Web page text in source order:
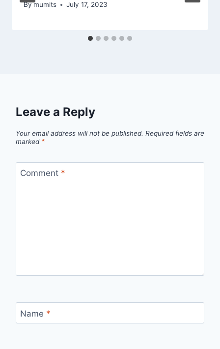
Bymumits July 17, 2023
Leave a Reply
Your email address will not be published. Required fields are
marked *
Comment *
Name *